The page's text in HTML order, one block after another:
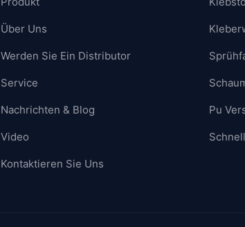
Über Uns
Werden Sie Ein Distributor
Service
Nachrichten & Blog
Video
Kontaktieren Sie Uns
Pu